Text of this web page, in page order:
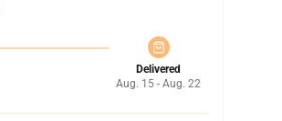
Delivered
Aug. 15 - Aug. 22